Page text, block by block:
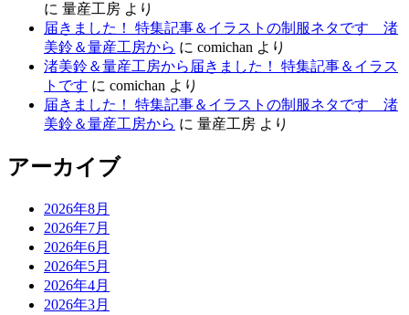
に 量産工房 より
届きました！ 特集記事＆イラストの制服ネタです 渚
美鈴＆量産工房から に comichan より
渚美鈴＆量産工房から届きました！ 特集記事＆イラス
トです に comichan より
届きました！ 特集記事＆イラストの制服ネタです 渚
美鈴＆量産工房から に 量産工房 より
アーカイブ
2026年8月
2026年7月
2026年6月
2026年5月
2026年4月
2026年3月